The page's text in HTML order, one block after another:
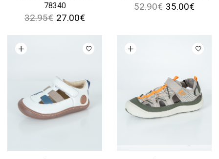
78340
32.95€ 27.00€
52.90€ 35.00€
opções Ver opções